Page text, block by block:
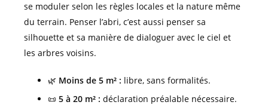
se moduler selon les règles locales et la nature même
du terrain. Penser l’abri, c’est aussi penser sa
silhouette et sa manière de dialoguer avec le ciel et
les arbres voisins.
🌿 Moins de 5 m² : libre, sans formalités.
📜 5 à 20 m² : déclaration préalable nécessaire.